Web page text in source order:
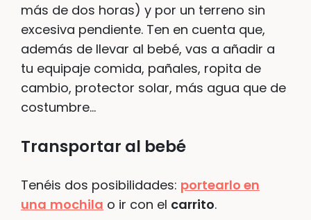
más de dos horas) y por un terreno sin
excesiva pendiente. Ten en cuenta que,
además de llevar al bebé, vas a añadir a
tu equipaje comida, pañales, ropita de
cambio, protector solar, más agua que de
costumbre…
Transportar al bebé
Tenéis dos posibilidades: portearlo en
una mochila o ir con el carrito.